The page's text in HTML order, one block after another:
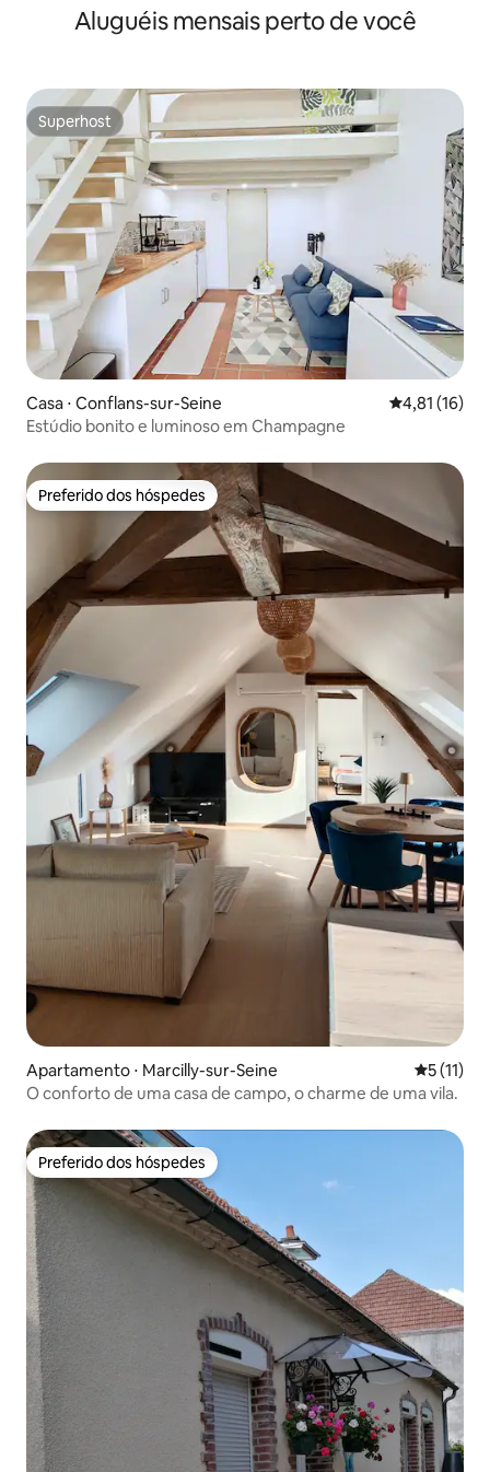
Aluguéis mensais perto de você
Superhost
Superhost
Casa ⋅ Conflans-sur-Seine 4,81 de uma
4,81 (16)
Estúdio bonito e luminoso em Champagne
Preferido dos hóspedes
Preferido dos hóspedes
Apartamento ⋅ Marcilly-sur-Seine 5 de uma
5 (11)
O conforto de uma casa de campo, o charme de uma vila.
Preferido dos hóspedes
Preferido dos hóspedes